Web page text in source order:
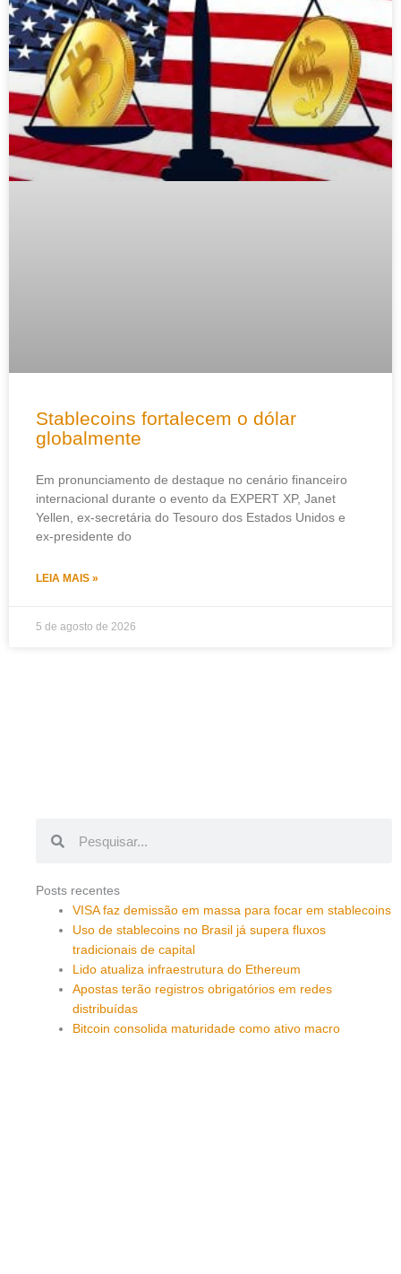
Stablecoins fortalecem o dólar
globalmente
Em pronunciamento de destaque no cenário financeiro
internacional durante o evento da EXPERT XP, Janet
Yellen, ex-secretária do Tesouro dos Estados Unidos e
ex-presidente do
LEIA MAIS »
5 de agosto de 2026
Posts recentes
VISA faz demissão em massa para focar em stablecoins
Uso de stablecoins no Brasil já supera fluxos
tradicionais de capital
Lido atualiza infraestrutura do Ethereum
Apostas terão registros obrigatórios em redes
distribuídas
Bitcoin consolida maturidade como ativo macro